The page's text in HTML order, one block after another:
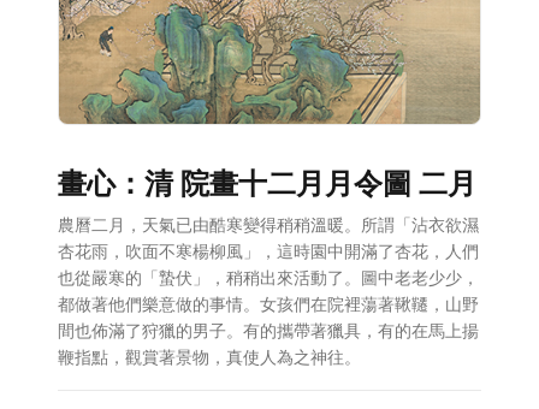
畫心：清 院畫十二月月令圖 二月
農曆二月，天氣已由酷寒變得稍稍溫暖。所謂「沾衣欲濕
杏花雨，吹面不寒楊柳風」，這時園中開滿了杏花，人們
也從嚴寒的「蟄伏」，稍稍出來活動了。圖中老老少少，
都做著他們樂意做的事情。女孩們在院裡蕩著鞦韆，山野
間也佈滿了狩獵的男子。有的攜帶著獵具，有的在馬上揚
鞭指點，觀賞著景物，真使人為之神往。